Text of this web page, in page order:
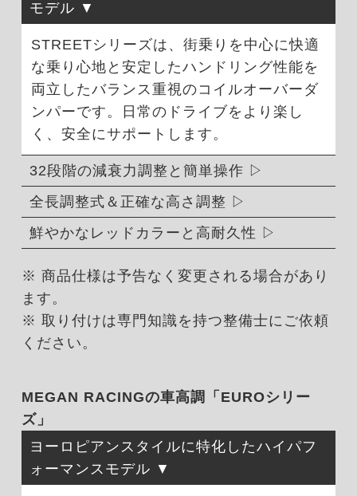
モデル
STREETシリーズは、街乗りを中心に快適
な乗り心地と安定したハンドリング性能を
両立したバランス重視のコイルオーバーダ
ンパーです。日常のドライブをより楽し
く、安全にサポートします。
32段階の減衰力調整と簡単操作
全長調整式＆正確な高さ調整
鮮やかなレッドカラーと高耐久性
※ 商品仕様は予告なく変更される場合があり
ます。
※ 取り付けは専門知識を持つ整備士にご依頼
ください。
MEGAN RACINGの車高調「EUROシリー
ズ」
ヨーロピアンスタイルに特化したハイパフ
ォーマンスモデル